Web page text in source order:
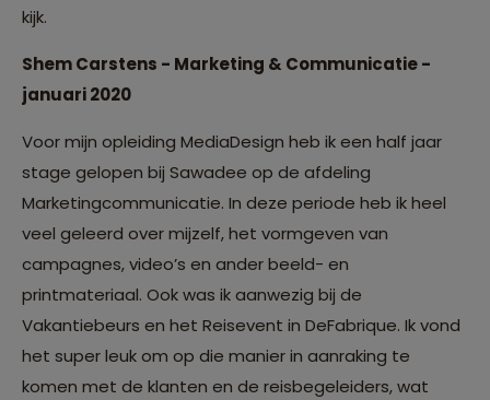
kijk.
Shem Carstens - Marketing & Communicatie -
januari 2020
Voor mijn opleiding MediaDesign heb ik een half jaar
stage gelopen bij Sawadee op de afdeling
Marketingcommunicatie. In deze periode heb ik heel
veel geleerd over mijzelf, het vormgeven van
campagnes, video’s en ander beeld- en
printmateriaal. Ook was ik aanwezig bij de
Vakantiebeurs en het Reisevent in DeFabrique. Ik vond
het super leuk om op die manier in aanraking te
komen met de klanten en de reisbegeleiders, wat